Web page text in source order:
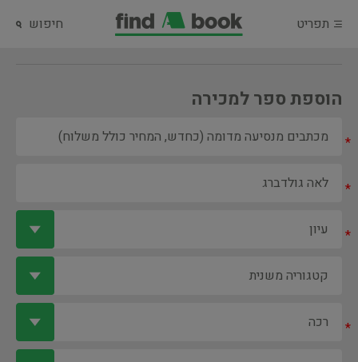
תפריט חיפוש
הוספת ספר למכירה
*
*
*
*